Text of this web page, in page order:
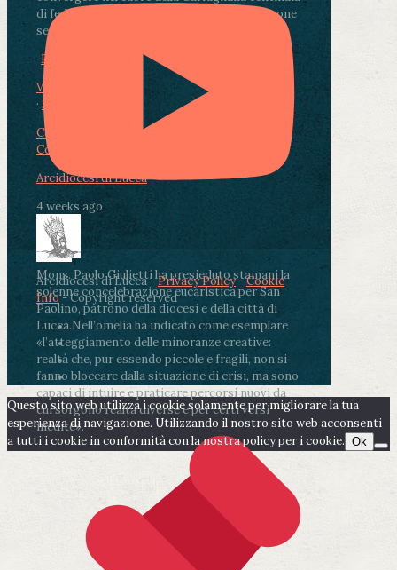
di fedeli, operatori sanitari, volontari e persone
segnate dalla malattia.
Photo
View on Facebook
· Share
Condividi su Facebook
Condividi su LinkedIn
Arcidiocesi di Lucca
4 weeks ago
Mons. Paolo Giulietti ha presieduto stamani la
solenne concelebrazione eucaristica per San
Paolino, patrono della diocesi e della città di
Lucca.Nell’omelia ha indicato come esemplare
«l’atteggiamento delle minoranze creative:
realtà che, pur essendo piccole e fragili, non si
fanno bloccare dalla situazione di crisi, ma sono
capaci di intuire e praticare percorsi nuovi da
cui sorgono realtà diverse e per certi versi
inedite».
Arcidiocesi di Lucca -Privacy Policy-Cookie
Info- Copyright reserved
Questo sito web utilizza i cookie solamente per migliorare la tua
esperienza di navigazione. Utilizzando il nostro sito web acconsenti
a tutti i cookie in conformità con la nostra policy per i cookie. Ok